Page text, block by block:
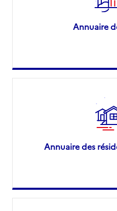
Annuaire
Annuaire des